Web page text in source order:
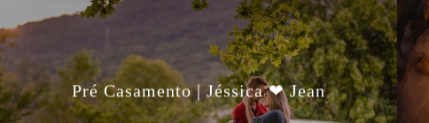
Pré Casamento | Jéssica ❤ Jean